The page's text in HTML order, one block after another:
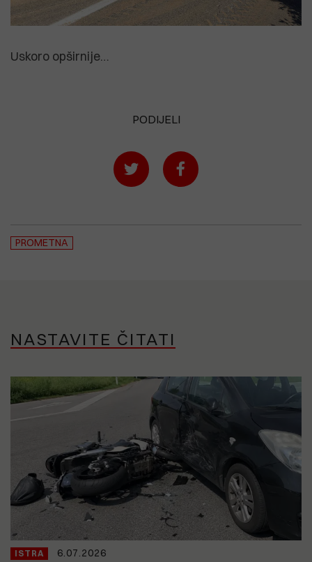
Uskoro opširnije…
PODIJELI
PROMETNA
NASTAVITE ČITATI
ISTRA 6.07.2026